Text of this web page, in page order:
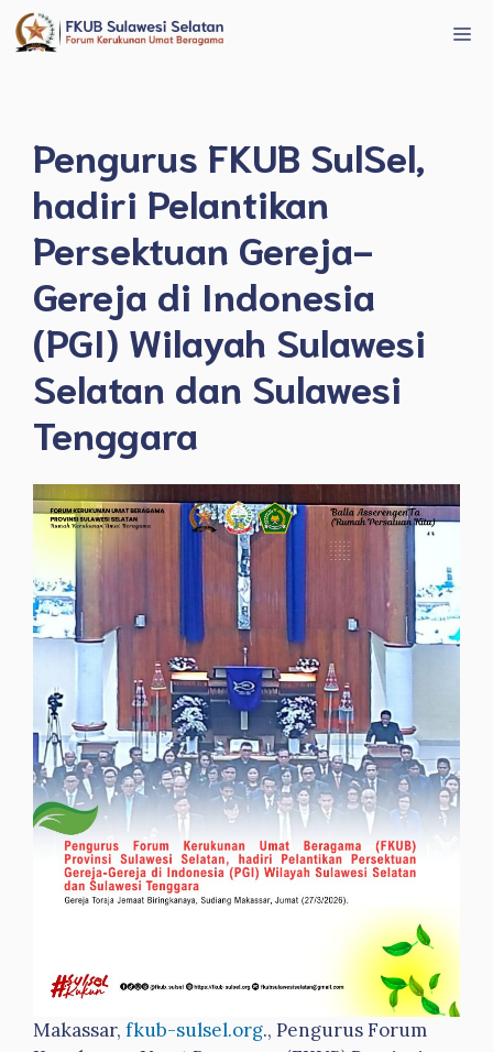
Langsung
ke
Pengurus FKUB SulSel,
hadiri Pelantikan
Persektuan Gereja-
Gereja di Indonesia
(PGI) Wilayah Sulawesi
Selatan dan Sulawesi
Tenggara
Makassar, fkub-sulsel.org., Pengurus Forum